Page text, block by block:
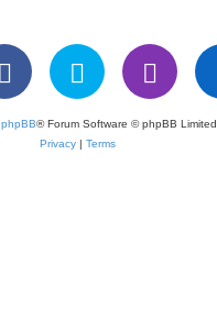
phpBB® Forum Software © phpBB Limited
Privacy| Terms